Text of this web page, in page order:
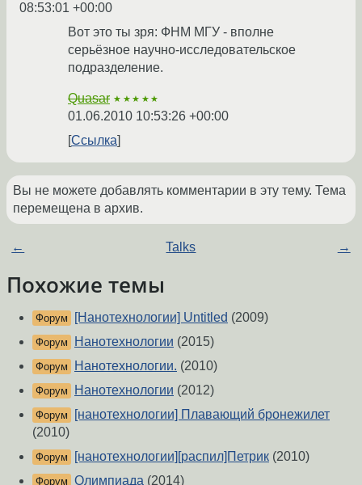
08:53:01 +00:00
Вот это ты зря: ФНМ МГУ - вполне
серьёзное научно-исследовательское
подразделение.
Quasar ★★★★★
01.06.2010 10:53:26 +00:00
Ссылка
Вы не можете добавлять комментарии в эту тему. Тема
перемещена в архив.
← Talks →
Похожие темы
Форум [Нанотехнологии] Untitled (2009)
Форум Нанотехнологии (2015)
Форум Нанотехнологии. (2010)
Форум Нанотехнологии (2012)
Форум
[нанотехнологии] Плавающий бронежилет
(2010)
Форум [нанотехнологии][распил]Петрик (2010)
Форум Олимпиада (2014)